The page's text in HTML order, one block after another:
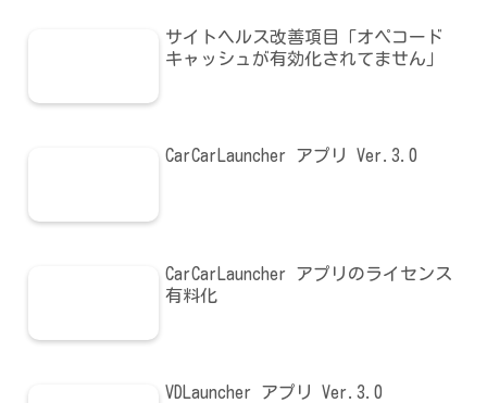
サイトヘルス改善項目「オペコード
キャッシュが有効化されてません」
CarCarLauncher アプリ Ver.3.0
CarCarLauncher アプリのライセンス
有料化
VDLauncher アプリ Ver.3.0